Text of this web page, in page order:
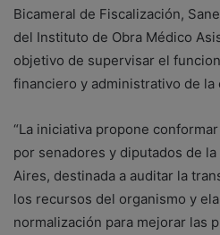
Bicameral de Fiscalización,
del Instituto de Obra Médico
objetivo de supervisar el
financiero y administrativo de la
“La iniciativa propone
por senadores y diputados de
Aires, destinada a auditar la
los recursos del organismo y
normalización para mejorar las